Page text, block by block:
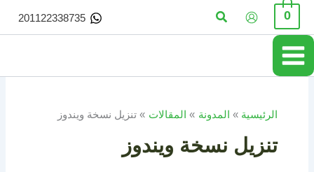
تخطي
المحتوى
0 البحث 201122338735
الرئيسية المدونة المقالات تنزيل نسخة ويندوز
تنزيل نسخة ويندوز